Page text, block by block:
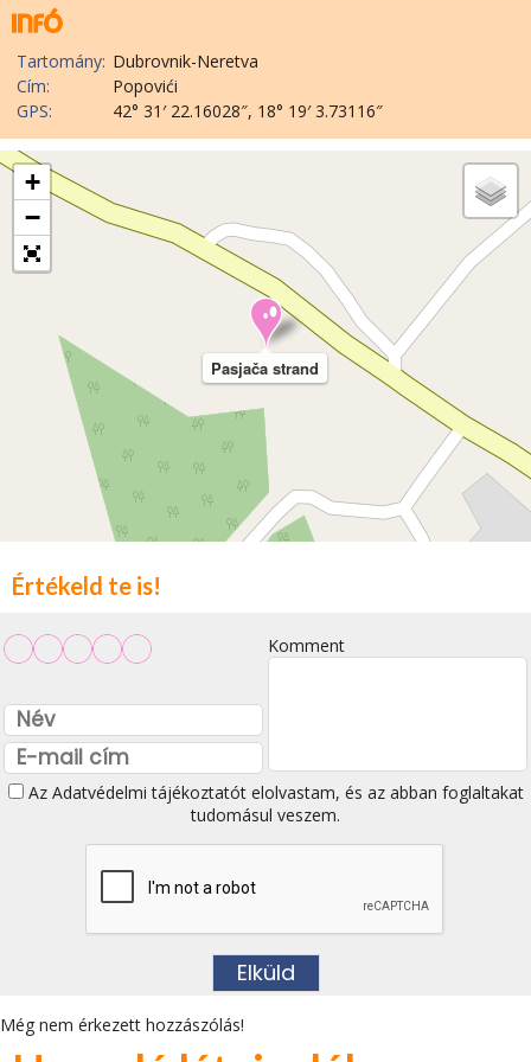
Tartomány: Dubrovnik-Neretva
Cím:
Popovići
GPS:
42° 31′ 22.16028″, 18° 19′ 3.73116″
Pasjača strand
+
−
Értékeld te is!
Komment
Az Adatvédelmi tájékoztatótelolvastam, és az abban foglaltakat
tudomásul veszem.
Még nem érkezett hozzászólás!